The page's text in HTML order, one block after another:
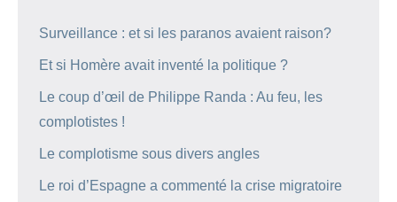
Surveillance : et si les paranos avaient raison?
Et si Homère avait inventé la politique ?
Le coup d’œil de Philippe Randa : Au feu, les
complotistes !
Le complotisme sous divers angles
Le roi d’Espagne a commenté la crise migratoire